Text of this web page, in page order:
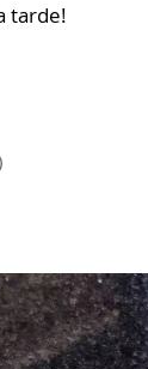
tarde!